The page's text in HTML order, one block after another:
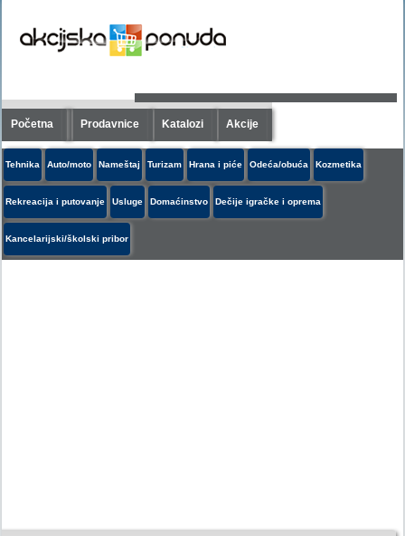
Početna Prodavnice Katalozi Akcije
Tehnika Auto/moto Nameštaj Turizam Hrana i piće Odeća/obuća Kozmetika
Rekreacija i putovanje Usluge Domaćinstvo Dečije igračke i oprema
Kancelarijski/školski pribor